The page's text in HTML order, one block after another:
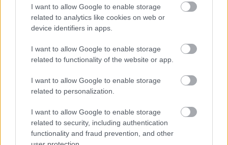
I want to allow Google to enable storage
related to analytics like cookies on web or
device identifiers in apps.
I want to allow Google to enable storage
related to functionality of the website or app.
I want to allow Google to enable storage
related to personalization.
I want to allow Google to enable storage
related to security, including authentication
functionality and fraud prevention, and other
KULTÚRA
Nem Beyoncé, nem Madonna -
Rihanna mindenkit lesöpört, ő a